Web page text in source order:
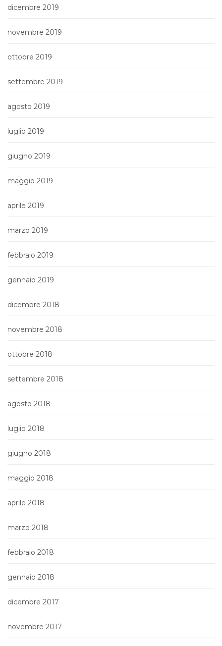
dicembre 2019
novembre 2019
ottobre 2019
settembre 2019
agosto 2019
luglio 2019
giugno 2019
maggio 2019
aprile 2019
marzo 2019
febbraio 2019
gennaio 2019
dicembre 2018
novembre 2018
ottobre 2018
settembre 2018
agosto 2018
luglio 2018
giugno 2018
maggio 2018
aprile 2018
marzo 2018
febbraio 2018
gennaio 2018
dicembre 2017
novembre 2017